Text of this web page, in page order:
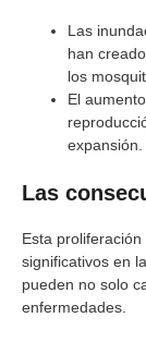
Las
han
los
El
expansión.
Las
Esta
significativos en
pueden no solo
enfermedades.